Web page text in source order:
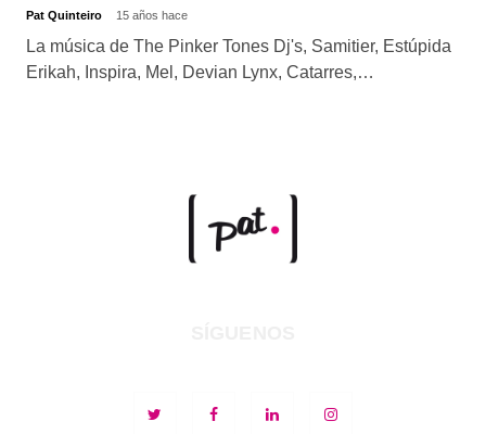
Pat Quinteiro 15 años hace
La música de The Pinker Tones Dj's, Samitier, Estúpida
Erikah, Inspira, Mel, Devian Lynx, Catarres,…